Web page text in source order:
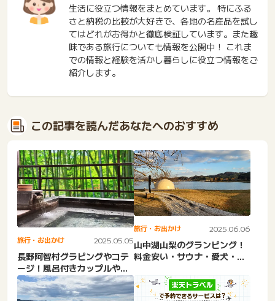
生活に役立つ情報をまとめています。 特にふる
さと納税の比較が大好きで、各地の名産品を試し
てはどれがお得かと徹底検証しています。また趣
味である旅行についても情報を公開中！ これま
での情報と経験を活かし暮らしに役立つ情報をご
紹介します。
この記事を読んだあなたへのおすすめ
旅行・お出かけ 2025.05.05
長野阿智村グラピングやコテ
ージ！風呂付きカップルやフ
ァミリー・安い・温泉・大
人...
旅行・お出かけ 2025.06.06
山中湖山梨のグランピング！
料金安い・サウナ・愛犬・子
ー...